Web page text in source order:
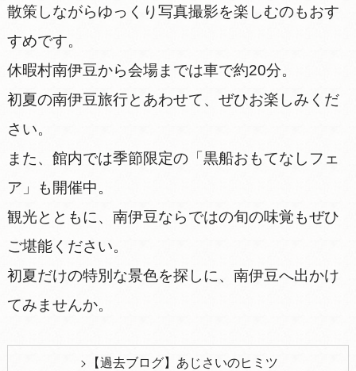
散策しながらゆっくり写真撮影を楽しむのもおす
すめです。
休暇村南伊豆から会場までは車で約20分。
初夏の南伊豆旅行とあわせて、ぜひお楽しみくだ
さい。
また、館内では季節限定の「黒船おもてなしフェ
ア」も開催中。
観光とともに、南伊豆ならではの旬の味覚もぜひ
ご堪能ください。
初夏だけの特別な景色を探しに、南伊豆へ出かけ
てみませんか。
【過去ブログ】あじさいのヒミツ